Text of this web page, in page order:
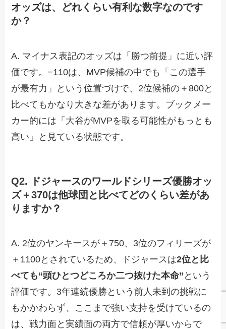
オッズは、どれくらい有利な数字なのです
か？
A. マイナス表記のオッズは「勝つ前提」に近い評
価です。−110は、MVP候補の中でも「この選手
が最有力」という位置づけで、2位候補の＋800と
比べてもかなり大きな差があります。ブックメー
カー的には「大谷がMVPを取る可能性がもっとも
高い」と見ている状態です。
Q2. ドジャースのワールドシリーズ優勝オッ
ズ＋370は他球団と比べてどのくらい差があ
りますか？
A. 2位のヤンキースが＋750、3位のフィリーズが
＋1100とされているため、ドジャースは2位と比
べても“頭ひとつどころか二つ抜けた本命” という
評価です。3年連続優勝という前人未到の挑戦に
もかかわらず、ここまで強い支持を受けているの
は、戦力面と実績面の両方で信頼が厚いからで